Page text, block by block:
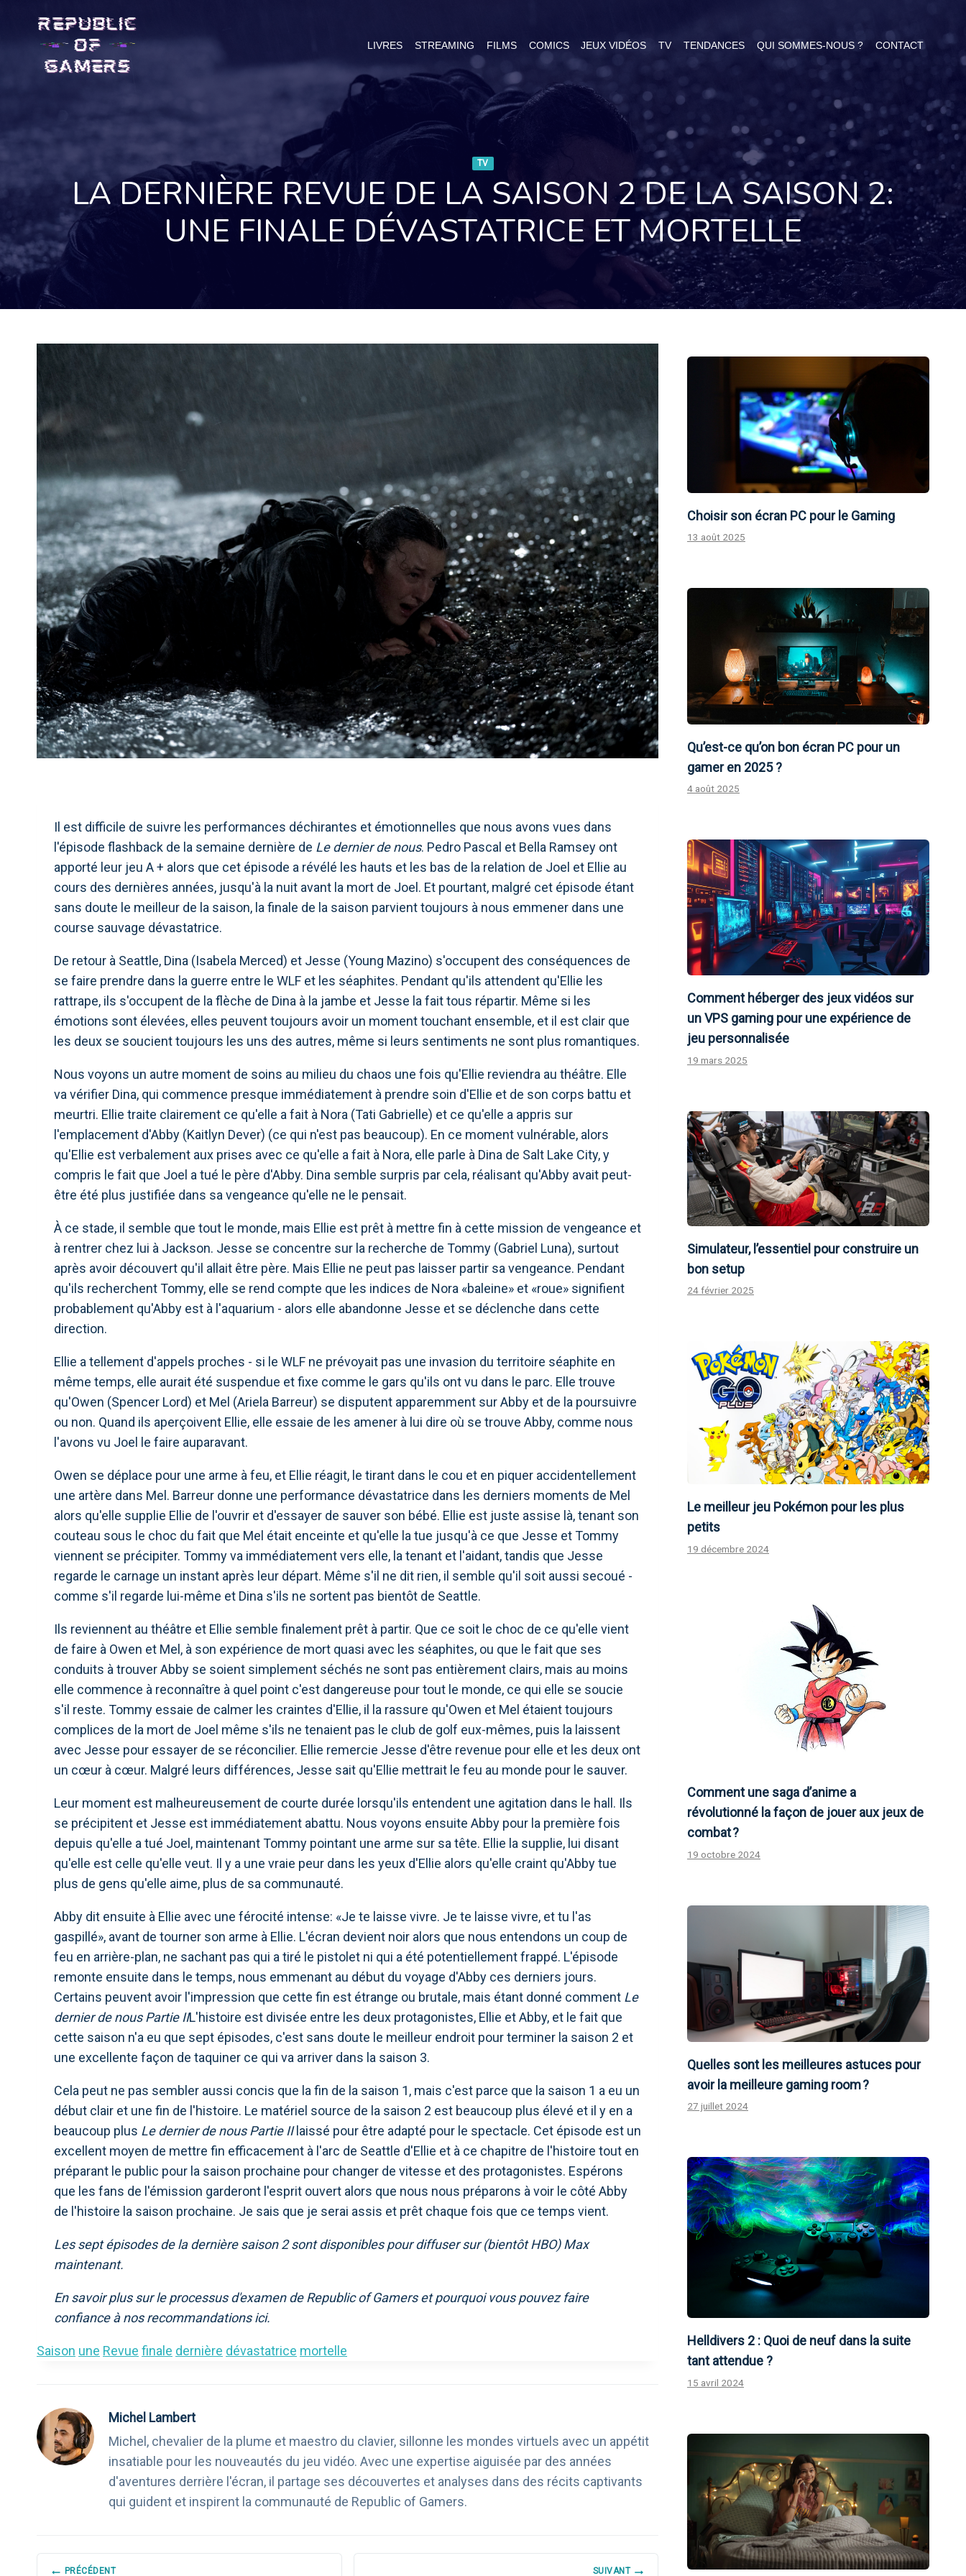
content
LIVRES STREAMING FILMS COMICS JEUX VIDÉOS TV TENDANCES QUI SOMMES-NOUS ? CONTACT
TV
LA DERNIÈRE REVUE DE LA SAISON 2 DE LA SAISON 2:
UNE FINALE DÉVASTATRICE ET MORTELLE
Il est difficile de suivre les performances déchirantes et émotionnelles que nous avons vues dans
l'épisode flashback de la semaine dernière de Le dernier de nous. Pedro Pascal et Bella Ramsey ont
apporté leur jeu A + alors que cet épisode a révélé les hauts et les bas de la relation de Joel et Ellie au
cours des dernières années, jusqu'à la nuit avant la mort de Joel. Et pourtant, malgré cet épisode étant
sans doute le meilleur de la saison, la finale de la saison parvient toujours à nous emmener dans une
course sauvage dévastatrice.
De retour à Seattle, Dina (Isabela Merced) et Jesse (Young Mazino) s'occupent des conséquences de
se faire prendre dans la guerre entre le WLF et les séaphites. Pendant qu'ils attendent qu'Ellie les
rattrape, ils s'occupent de la flèche de Dina à la jambe et Jesse la fait tous répartir. Même si les
émotions sont élevées, elles peuvent toujours avoir un moment touchant ensemble, et il est clair que
les deux se soucient toujours les uns des autres, même si leurs sentiments ne sont plus romantiques.
Nous voyons un autre moment de soins au milieu du chaos une fois qu'Ellie reviendra au théâtre. Elle
va vérifier Dina, qui commence presque immédiatement à prendre soin d'Ellie et de son corps battu et
meurtri. Ellie traite clairement ce qu'elle a fait à Nora (Tati Gabrielle) et ce qu'elle a appris sur
l'emplacement d'Abby (Kaitlyn Dever) (ce qui n'est pas beaucoup). En ce moment vulnérable, alors
qu'Ellie est verbalement aux prises avec ce qu'elle a fait à Nora, elle parle à Dina de Salt Lake City, y
compris le fait que Joel a tué le père d'Abby. Dina semble surpris par cela, réalisant qu'Abby avait peut-
être été plus justifiée dans sa vengeance qu'elle ne le pensait.
À ce stade, il semble que tout le monde, mais Ellie est prêt à mettre fin à cette mission de vengeance et
à rentrer chez lui à Jackson. Jesse se concentre sur la recherche de Tommy (Gabriel Luna), surtout
après avoir découvert qu'il allait être père. Mais Ellie ne peut pas laisser partir sa vengeance. Pendant
qu'ils recherchent Tommy, elle se rend compte que les indices de Nora «baleine» et «roue» signifient
probablement qu'Abby est à l'aquarium - alors elle abandonne Jesse et se déclenche dans cette
direction.
Ellie a tellement d'appels proches - si le WLF ne prévoyait pas une invasion du territoire séaphite en
même temps, elle aurait été suspendue et fixe comme le gars qu'ils ont vu dans le parc. Elle trouve
qu'Owen (Spencer Lord) et Mel (Ariela Barreur) se disputent apparemment sur Abby et de la poursuivre
ou non. Quand ils aperçoivent Ellie, elle essaie de les amener à lui dire où se trouve Abby, comme nous
l'avons vu Joel le faire auparavant.
Owen se déplace pour une arme à feu, et Ellie réagit, le tirant dans le cou et en piquer accidentellement
une artère dans Mel. Barreur donne une performance dévastatrice dans les derniers moments de Mel
alors qu'elle supplie Ellie de l'ouvrir et d'essayer de sauver son bébé. Ellie est juste assise là, tenant son
couteau sous le choc du fait que Mel était enceinte et qu'elle la tue jusqu'à ce que Jesse et Tommy
viennent se précipiter. Tommy va immédiatement vers elle, la tenant et l'aidant, tandis que Jesse
regarde le carnage un instant après leur départ. Même s'il ne dit rien, il semble qu'il soit aussi secoué -
comme s'il regarde lui-même et Dina s'ils ne sortent pas bientôt de Seattle.
Ils reviennent au théâtre et Ellie semble finalement prêt à partir. Que ce soit le choc de ce qu'elle vient
de faire à Owen et Mel, à son expérience de mort quasi avec les séaphites, ou que le fait que ses
conduits à trouver Abby se soient simplement séchés ne sont pas entièrement clairs, mais au moins
elle commence à reconnaître à quel point c'est dangereuse pour tout le monde, ce qui elle se soucie
s'il reste. Tommy essaie de calmer les craintes d'Ellie, il la rassure qu'Owen et Mel étaient toujours
complices de la mort de Joel même s'ils ne tenaient pas le club de golf eux-mêmes, puis la laissent
avec Jesse pour essayer de se réconcilier. Ellie remercie Jesse d'être revenue pour elle et les deux ont
un cœur à cœur. Malgré leurs différences, Jesse sait qu'Ellie mettrait le feu au monde pour le sauver.
Leur moment est malheureusement de courte durée lorsqu'ils entendent une agitation dans le hall. Ils
se précipitent et Jesse est immédiatement abattu. Nous voyons ensuite Abby pour la première fois
depuis qu'elle a tué Joel, maintenant Tommy pointant une arme sur sa tête. Ellie la supplie, lui disant
qu'elle est celle qu'elle veut. Il y a une vraie peur dans les yeux d'Ellie alors qu'elle craint qu'Abby tue
plus de gens qu'elle aime, plus de sa communauté.
Abby dit ensuite à Ellie avec une férocité intense: «Je te laisse vivre. Je te laisse vivre, et tu l'as
gaspillé», avant de tourner son arme à Ellie. L'écran devient noir alors que nous entendons un coup de
feu en arrière-plan, ne sachant pas qui a tiré le pistolet ni qui a été potentiellement frappé. L'épisode
remonte ensuite dans le temps, nous emmenant au début du voyage d'Abby ces derniers jours.
Certains peuvent avoir l'impression que cette fin est étrange ou brutale, mais étant donné comment Le
dernier de nous Partie IIL'histoire est divisée entre les deux protagonistes, Ellie et Abby, et le fait que
cette saison n'a eu que sept épisodes, c'est sans doute le meilleur endroit pour terminer la saison 2 et
une excellente façon de taquiner ce qui va arriver dans la saison 3.
Cela peut ne pas sembler aussi concis que la fin de la saison 1, mais c'est parce que la saison 1 a eu un
début clair et une fin de l'histoire. Le matériel source de la saison 2 est beaucoup plus élevé et il y en a
beaucoup plus Le dernier de nous Partie IIlaissé pour être adapté pour le spectacle. Cet épisode est un
excellent moyen de mettre fin efficacement à l'arc de Seattle d'Ellie et à ce chapitre de l'histoire tout en
préparant le public pour la saison prochaine pour changer de vitesse et des protagonistes. Espérons
que les fans de l'émission garderont l'esprit ouvert alors que nous nous préparons à voir le côté Abby
de l'histoire la saison prochaine. Je sais que je serai assis et prêt chaque fois que ce temps vient.
Les sept épisodes de la dernière saison 2 sont disponibles pour diffuser sur (bientôt HBO) Max
maintenant.
En savoir plus sur le processus d'examen de Republic of Gamers et pourquoi vous pouvez faire
confiance à nos recommandations ici.
Saison une Revue finale dernière dévastatrice mortelle
Michel Lambert
Michel, chevalier de la plume et maestro du clavier, sillonne les mondes virtuels avec un appétit
insatiable pour les nouveautés du jeu vidéo. Avec une expertise aiguisée par des années
d'aventures derrière l'écran, il partage ses découvertes et analyses dans des récits captivants
qui guident et inspirent la communauté de Republic of Gamers.
PRÉCÉDENT SUIVANT
Choisir son écran PC pour le Gaming
13 août 2025
Qu’est-ce qu’on bon écran PC pour un
gamer en 2025 ?
4 août 2025
Comment héberger des jeux vidéos sur
un VPS gaming pour une expérience de
jeu personnalisée
19 mars 2025
Simulateur, l’essentiel pour construire un
bon setup
24 février 2025
Le meilleur jeu Pokémon pour les plus
petits
19 décembre 2024
Comment une saga d’anime a
révolutionné la façon de jouer aux jeux de
combat ?
19 octobre 2024
Quelles sont les meilleures astuces pour
avoir la meilleure gaming room ?
27 juillet 2024
Helldivers 2 : Quoi de neuf dans la suite
tant attendue ?
15 avril 2024